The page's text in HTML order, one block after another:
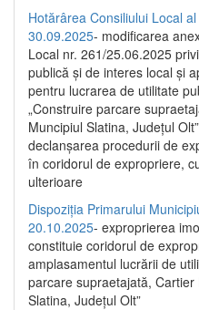
Hotărârea Consiliului Local
30.09.2025- modificarea
Local nr. 261/25.06.2025
publică şi de interes local şi
pentru lucrarea de utilitate
„Construire parcare
Muncipiul Slatina, Judeţul
declanşarea procedurii de
în coridorul de expropriere,
ulterioare
Dispoziția Primarului
20.10.2025- exproprierea
constituie coridorul de
amplasamentul lucrării de
parcare supraetajată,
Slatina, Județul Olt”